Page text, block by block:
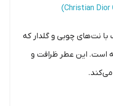
با نت‌های چوبی و گلدار که
است. این عطر ظرافت و
می‌کند.